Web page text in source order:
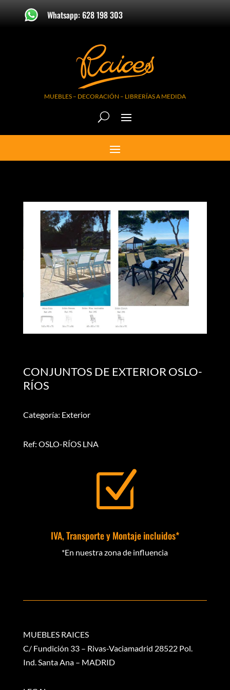
Whatsapp: 628 198 303
MUEBLES – DECORACIÓN – LIBRERÍAS A MEDIDA
CONJUNTOS DE EXTERIOR OSLO-
RÍOS
Categoría: Exterior
Ref: OSLO-RÍOS LNA
Z
IVA, Transporte y Montaje incluidos*
*En nuestra zona de influencia
MUEBLES RAICES
C/ Fundición 33 – Rivas-Vaciamadrid 28522 Pol.
Ind. Santa Ana – MADRID